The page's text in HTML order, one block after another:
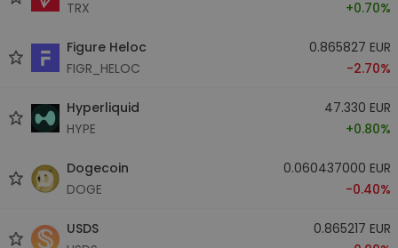
TRX
+0.70%
Figure Heloc
FIGR_HELOC
0.865827 EUR
-2.70%
Hyperliquid
HYPE
47.330 EUR
+0.80%
Dogecoin
DOGE
0.060437000 EUR
-0.40%
USDS
0.865217 EUR